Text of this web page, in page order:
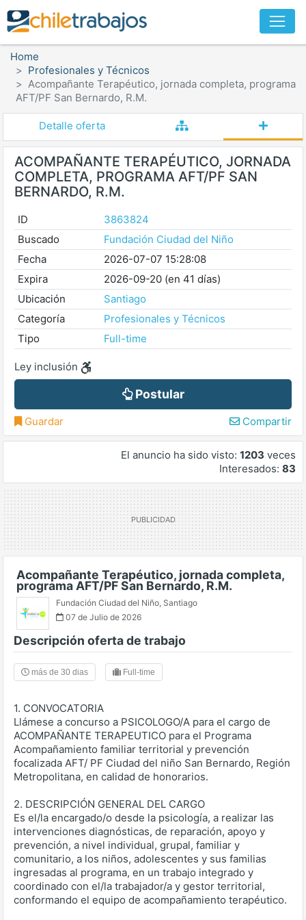
Home
Profesionales y Técnicos
Acompañante Terapéutico, jornada completa, programa
AFT/PF San Bernardo, R.M.
Detalle oferta
ACOMPAÑANTE TERAPÉUTICO, JORNADA
COMPLETA, PROGRAMA AFT/PF SAN
BERNARDO, R.M.
ID
3863824
Buscado
Fundación Ciudad del Niño
Fecha
2026-07-07 15:28:08
Expira
2026-09-20 (en 41 días)
Ubicación
Santiago
Categoría
Profesionales y Técnicos
Tipo
Full-time
Ley inclusión
Postular
Guardar Compartir
El anuncio ha sido visto: 1203 veces
Interesados: 83
Acompañante Terapéutico, jornada completa,
programa AFT/PF San Bernardo, R.M.
Fundación Ciudad del Niño, Santiago
07 de Julio de 2026
Descripción oferta de trabajo
más de 30 dias Full-time
1. CONVOCATORIA
Llámese a concurso a PSICOLOGO/A para el cargo de
ACOMPAÑANTE TERAPEUTICO para el Programa
Acompañamiento familiar territorial y prevención
focalizada AFT/ PF Ciudad del niño San Bernardo, Región
Metropolitana, en calidad de honorarios.
2. DESCRIPCIÓN GENERAL DEL CARGO
Es el/la encargado/o desde la psicología, a realizar las
intervenciones diagnósticas, de reparación, apoyo y
prevención, a nivel individual, grupal, familiar y
comunitario, a los niños, adolescentes y sus familias
ingresadas al programa, en un trabajo integrado y
coordinado con el/la trabajador/a y gestor territorial,
conformando el equipo de acompañamiento terapéutico.